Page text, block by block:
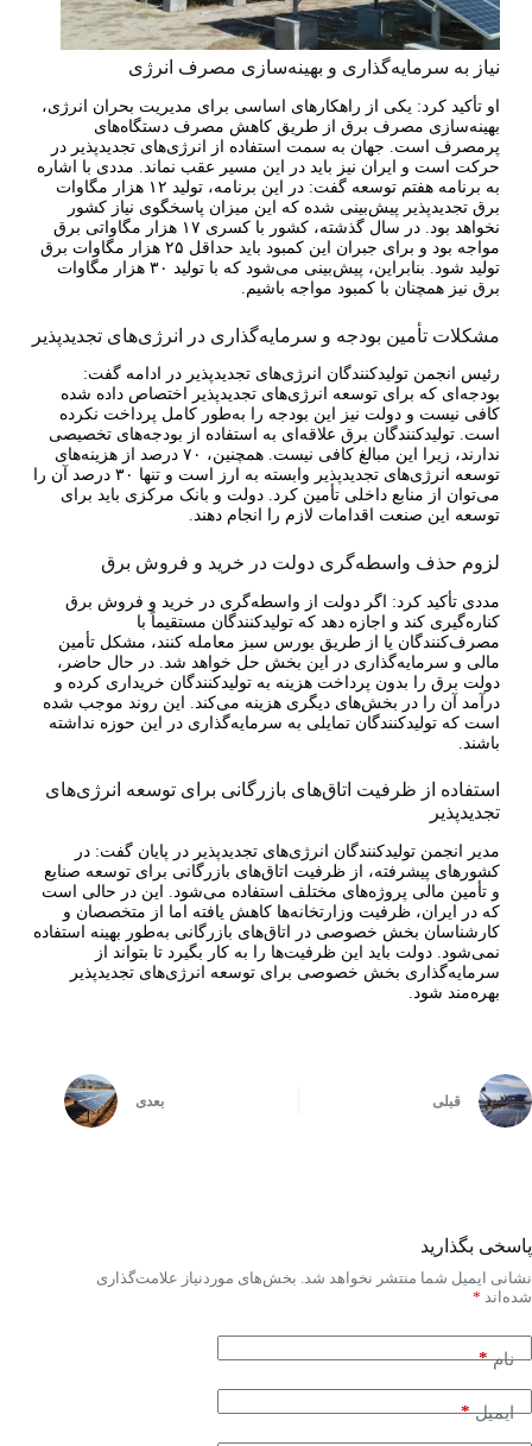
نیاز به سرمایه‌گذاری و بهینه‌سازی مصرف انرژی
او تأکید کرد: یکی از راهکارهای اساسی برای مدیریت بحران انرژی،
بهینه‌سازی مصرف برق از طریق کاهش مصرف دستگاه‌های
پرمصرف است. جهان به سمت استفاده از انرژی‌های تجدیدپذیر در
حرکت است و ایران نیز باید در این مسیر عقب نماند. مددی با اشاره
به برنامه هفتم توسعه گفت: در این برنامه، تولید ۱۲ هزار مگاوات
برق تجدیدپذیر پیش‌بینی شده که این میزان پاسخگوی نیاز کشور
نخواهد بود. در سال گذشته، کشور با کسری ۱۷ هزار مگاواتی برق
مواجه بود و برای جبران این کمبود باید حداقل ۲۵ هزار مگاوات برق
تولید شود. بنابراین، پیش‌بینی می‌شود که با تولید ۳۰ هزار مگاوات
برق نیز همچنان با کمبود مواجه باشیم.
مشکلات تأمین بودجه و سرمایه‌گذاری در انرژی‌های تجدیدپذیر
رئیس انجمن تولیدکنندگان انرژی‌های تجدیدپذیر در ادامه گفت:
بودجه‌ای که برای توسعه انرژی‌های تجدیدپذیر اختصاص داده شده
کافی نیست و دولت نیز این بودجه را به‌طور کامل پرداخت نکرده
است. تولیدکنندگان برق علاقه‌ای به استفاده از بودجه‌های تخصیصی
ندارند، زیرا این مبالغ کافی نیست. همچنین، ۷۰ درصد از هزینه‌های
توسعه انرژی‌های تجدیدپذیر وابسته به ارز است و تنها ۳۰ درصد آن را
می‌توان از منابع داخلی تأمین کرد. دولت و بانک مرکزی باید برای
توسعه این صنعت اقدامات لازم را انجام دهند.
لزوم حذف واسطه‌گری دولت در خرید و فروش برق
مددی تأکید کرد: اگر دولت از واسطه‌گری در خرید و فروش برق
کناره‌گیری کند و اجازه دهد که تولیدکنندگان مستقیماً با
مصرف‌کنندگان یا از طریق بورس سبز معامله کنند، مشکل تأمین
مالی و سرمایه‌گذاری در این بخش حل خواهد شد. در حال حاضر،
دولت برق را بدون پرداخت هزینه به تولیدکنندگان خریداری کرده و
درآمد آن را در بخش‌های دیگری هزینه می‌کند. این روند موجب شده
است که تولیدکنندگان تمایلی به سرمایه‌گذاری در این حوزه نداشته
باشند.
استفاده از ظرفیت اتاق‌های بازرگانی برای توسعه انرژی‌های
تجدیدپذیر
مدیر انجمن تولیدکنندگان انرژی‌های تجدیدپذیر در پایان گفت: در
کشورهای پیشرفته، از ظرفیت اتاق‌های بازرگانی برای توسعه صنایع
و تأمین مالی پروژه‌های مختلف استفاده می‌شود. این در حالی است
که در ایران، ظرفیت وزارتخانه‌ها کاهش یافته اما از متخصصان و
کارشناسان بخش خصوصی در اتاق‌های بازرگانی به‌طور بهینه استفاده
نمی‌شود. دولت باید این ظرفیت‌ها را به کار بگیرد تا بتواند از
سرمایه‌گذاری بخش خصوصی برای توسعه انرژی‌های تجدیدپذیر
بهره‌مند شود.
قبلی بعدی
پاسخی بگذارید
نشانی ایمیل شما منتشر نخواهد شد. بخش‌های موردنیاز علامت‌گذاری
شده‌اند *
نام*
ایمیل*